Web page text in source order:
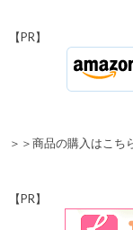
【PR】
＞＞商品の購入はこち
【PR】